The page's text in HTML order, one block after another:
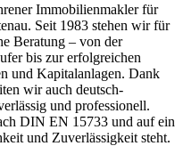
Immobilienmakler für
Seit 1983 stehen wir für
Beratung – von der
bis zur erfolgreichen
und Kapitalanlagen. Dank
wir auch deutsch-
und professionell.
DIN EN 15733 und auf ein
und Zuverlässigkeit steht.